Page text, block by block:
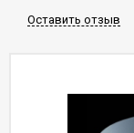
Оставить отзыв